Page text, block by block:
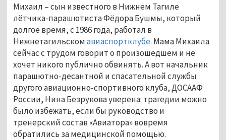
Михаил –сын известного в Нижнем Тагиле
лётчика-парашютиста Фёдора Бушмы, который
долгое время, с 1986 года, работал в
Нижнетагильскомавиаспортклубе. Мама Михаила
сейчас с трудом говорит о произошедшем и не
хочет никого публично обвинять. А вот начальник
парашютно-десантной и спасательной службы
другого авиационно-спортивного клуба, ДОСААФ
России, Нина Безрукова уверена: трагедии можно
было избежать, если бы руководство и
тренерский состав «Авиатора» вовремя
обратились за медицинской помощью.